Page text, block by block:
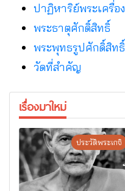
ปาฏิหาริย์พระเครื่อง
พระธาตุศักดิ์สิทธิ์
พระพุทธรูปศักดิ์สิทธิ์
วัดที่สําคัญ
เรื่องมาใหม่
ประวัติพระเกจิ